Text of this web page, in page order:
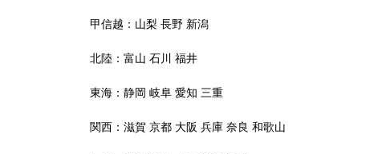
甲信越： 山梨 長野 新潟
北陸： 富山 石川 福井
東海： 静岡 岐阜 愛知 三重
関西： 滋賀 京都 大阪 兵庫 奈良 和歌山